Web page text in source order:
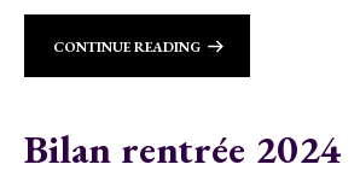
CONTINUE READING
Bilan rentrée 2024